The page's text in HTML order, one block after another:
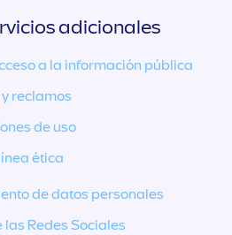
adicionales
a la información pública
reclamos
de uso
ética
de datos personales
Redes Sociales